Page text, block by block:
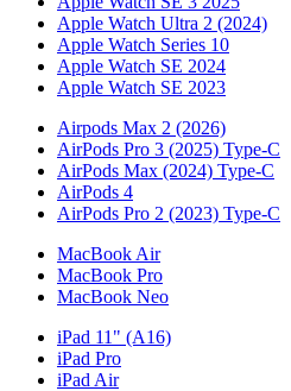
Apple Watch Ultra 2 (2024)
Apple Watch Series 10
Apple Watch SE 2024
Apple Watch SE 2023
Airpods Max 2 (2026)
AirPods Pro 3 (2025) Type-C
AirPods Max (2024) Type-C
AirPods 4
AirPods Pro 2 (2023) Type-C
MacBook Air
MacBook Pro
MacBook Neo
iPad 11" (A16)
iPad Pro
iPad Air